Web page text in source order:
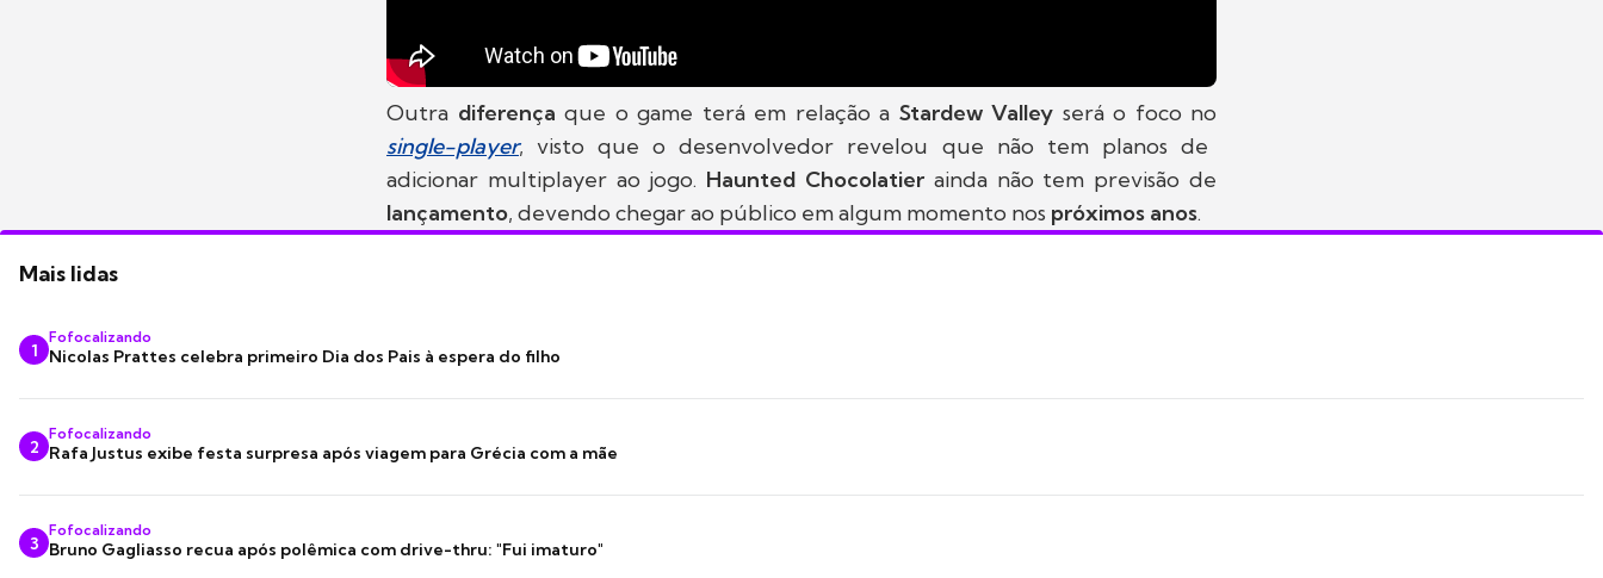
Outra diferença que o game terá em relação a Stardew Valley será o foco no
single-player, visto que o desenvolvedor revelou que não tem planos de
adicionar multiplayer ao jogo. Haunted Chocolatier ainda não tem previsão de
lançamento, devendo chegar ao público em algum momento nos próximos anos.
Mais lidas
1
Fofocalizando
Nicolas Prattes celebra primeiro Dia dos Pais à espera do filho
2
Fofocalizando
Rafa Justus exibe festa surpresa após viagem para Grécia com a mãe
3
Fofocalizando
Bruno Gagliasso recua após polêmica com drive-thru: "Fui imaturo"